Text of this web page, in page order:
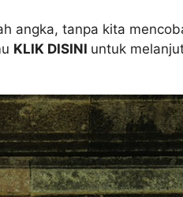
angka, tanpa kita
KLIK DISINI untuk